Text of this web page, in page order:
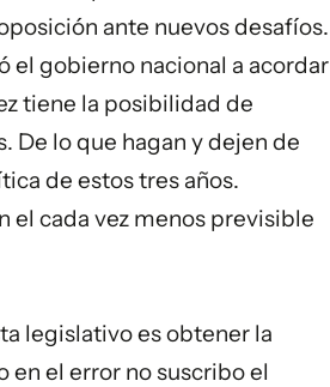
ante nuevos desafíos.
el gobierno nacional a acordar
tiene la posibilidad de
De lo que hagan y dejen de
de estos tres años.
el cada vez menos previsible
legislativo es obtener la
en el error no suscribo el